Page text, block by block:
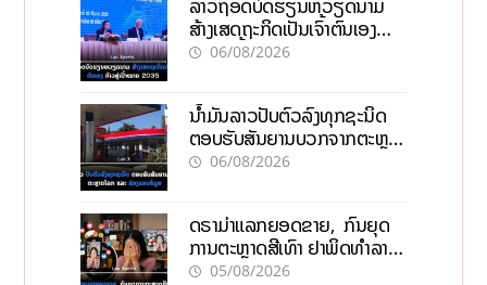
ລາວຖອດບົດຮຽນຫວຽດນາມ
ສ້າງເສດຖະກິດເປັນເຈົ້າຕົນເອງ
ກ້າວສູ່ເປົ້າໝາຍ 2035
06/08/2026
ນໍ້າມັນລາວປັບຕົວລົງທຸກຊະນິດ
ຕອບຮັບສັນຍານບວກຈາກຕະຫຼາດ
ໂລກ ແລະ ຊ່ອງແຄບຮໍມູສ
06/08/2026
ດຣາມ່າແລກຍອດຂາຍ, ກົນຍຸດ
ການຕະຫຼາດສີເທົາ ຢາພິດທຳລາຍ
ທຸລະກິດ ໄລຍະຍາວ
05/08/2026